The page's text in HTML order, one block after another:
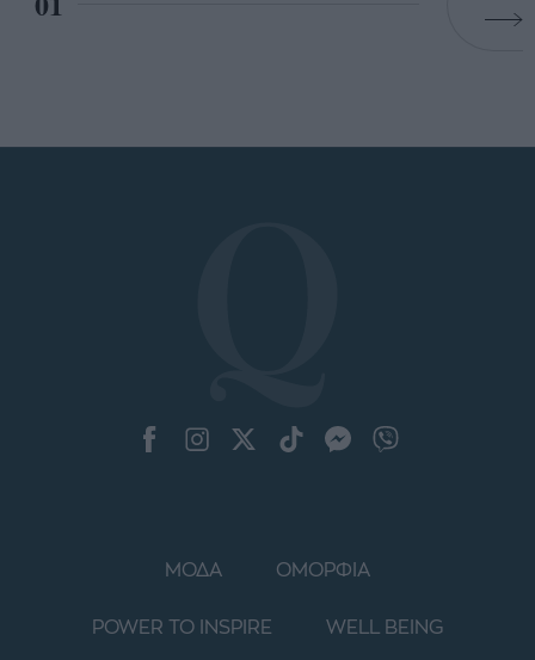
ΜΟΔΑ ΟΜΟΡΦΙΑ
POWER TO INSPIRE WELL BEING